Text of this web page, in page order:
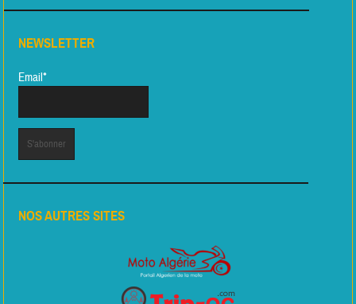
NEWSLETTER
Email*
NOS AUTRES SITES